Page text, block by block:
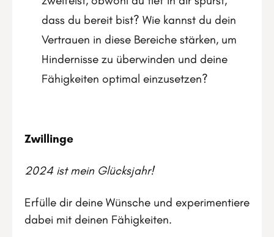
dass du bereit bist? Wie kannst du dein
Vertrauen in diese Bereiche stärken, um
Hindernisse zu überwinden und deine
Fähigkeiten optimal einzusetzen?
Zwillinge
2024 ist mein Glücksjahr!
Erfülle dir deine Wünsche und experimentiere
dabei mit deinen Fähigkeiten.